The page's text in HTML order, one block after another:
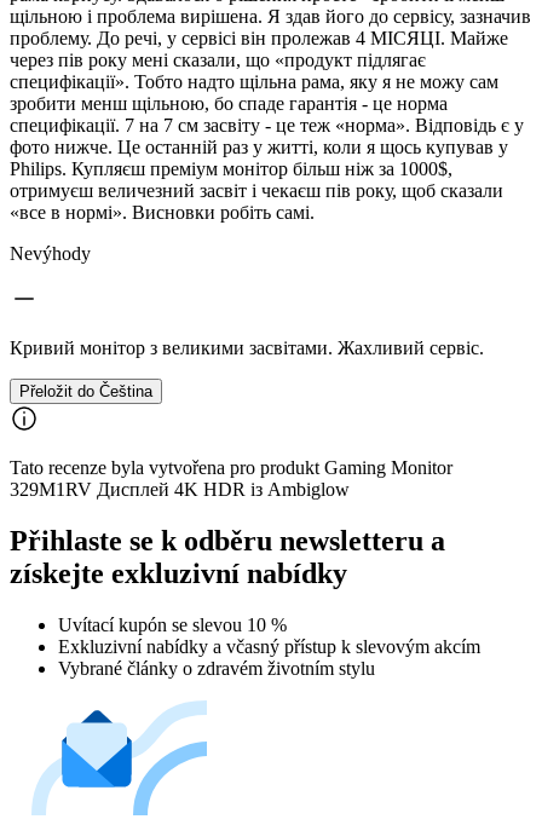
щільною і проблема вирішена. Я здав його до сервісу, зазначив
проблему. До речі, у сервісі він пролежав 4 МІСЯЦІ. Майже
через пів року мені сказали, що «продукт підлягає
специфікації». Тобто надто щільна рама, яку я не можу сам
зробити менш щільною, бо спаде гарантія - це норма
специфікації. 7 на 7 см засвіту - це теж «норма». Відповідь є у
фото нижче. Це останній раз у житті, коли я щось купував у
Philips. Купляєш преміум монітор більш ніж за 1000$,
отримуєш величезний засвіт і чекаєш пів року, щоб сказали
«все в нормі». Висновки робіть самі.
Nevýhody
Кривий монітор з великими засвітами. Жахливий сервіс.
Přeložit do Čeština
Tato recenze byla vytvořena pro produkt Gaming Monitor
329M1RV Дисплей 4K HDR із Ambiglow
Přihlaste se k odběru newsletteru a
získejte exkluzivní nabídky
Uvítací kupón se slevou 10 %
Exkluzivní nabídky a včasný přístup k slevovým akcím
Vybrané články o zdravém životním stylu